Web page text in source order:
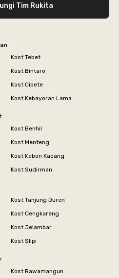
Tim Rukita
Kost Tebet
Kost Bintaro
Kost Cipete
Kost Kebayoran Lama
Kost Benhil
Kost Menteng
Kost Kebon Kacang
Kost Sudirman
Kost Tanjung Duren
Kost Cengkareng
Kost Jelambar
Kost Slipi
Kost Rawamangun